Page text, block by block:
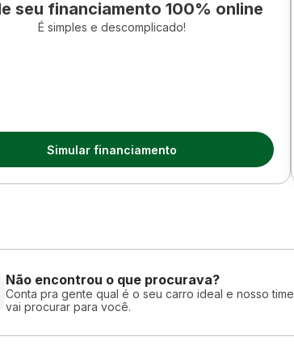
seu financiamento 100% online
É simples e descomplicado!
Simular financiamento
Não encontrou o que procurava?
Conta pra gente qual é o seu carro ideal e nosso time
vai procurar para você.